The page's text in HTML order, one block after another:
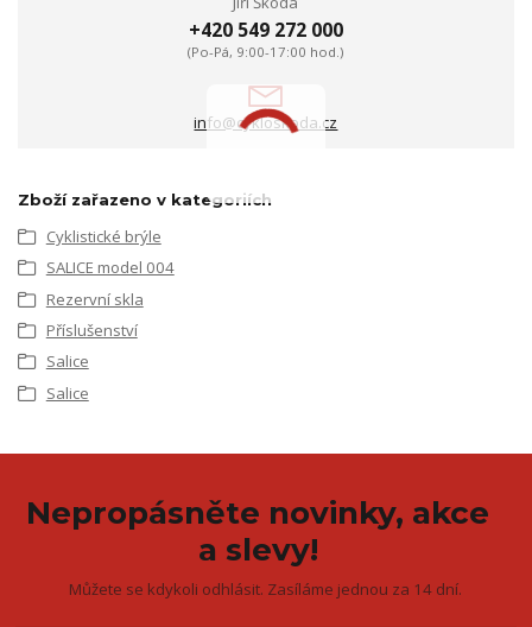
+420 549 272 000
(Po-Pá, 9:00-17:00 hod.)
info@cykloskoda.cz
Zboží zařazeno v kategoriích
Cyklistické brýle
SALICE model 004
Rezervní skla
Příslušenství
Salice
Salice
Nepropásněte novinky, akce
a slevy!
Můžete se kdykoli odhlásit. Zasíláme jednou za 14 dní.